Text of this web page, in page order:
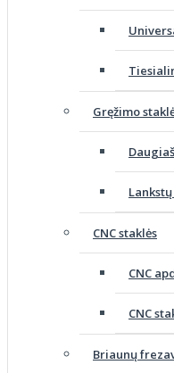
Gręžimo
CNC staklės
CNC
CNC
Briaunų